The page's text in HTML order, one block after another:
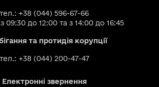
тел.: +38 (044) 596-67-66
09:30 до 12:00 та з 14:00 до 16:45
та протидія корупції
тел.: +38 (044) 200-47-47
Електронні звернення